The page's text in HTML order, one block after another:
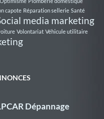
capote Réparation sellerie Santé
media marketing
Volontariat Véhicule utilitaire
Dépannage